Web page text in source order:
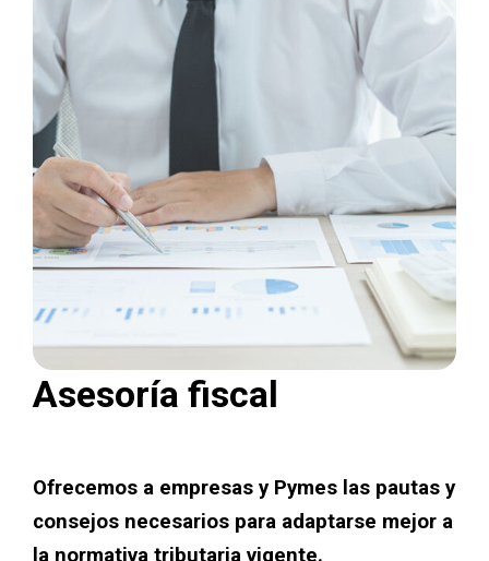
Asesoría fiscal
Ofrecemos a empresas y Pymes las pautas y
consejos necesarios para adaptarse mejor a
la normativa tributaria vigente.